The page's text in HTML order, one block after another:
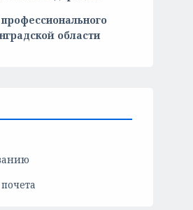
области